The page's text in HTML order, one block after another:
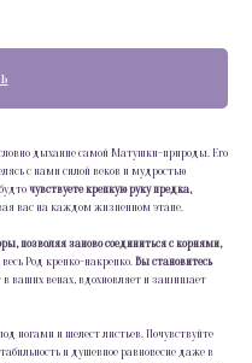
дыхание самой Матушки-природы. Его
с нами силой веков и мудростью
чувствуете крепкую руку предка,
вас на каждом жизненном этапе.
позволяя заново соединиться с корнями,
весь Род крепко-накрепко.Вы становитесь
в ваших венах, вдохновляет и защищает
ногами и шелест листьев. Почувствуйте
и душевное равновесие даже в